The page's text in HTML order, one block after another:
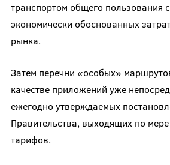
транспортом общего пользования
экономически обоснованных
рынка.
Затем перечни «особых»
качестве приложений уже
ежегодно утверждаемых
Правительства, выходящих по
тарифов.